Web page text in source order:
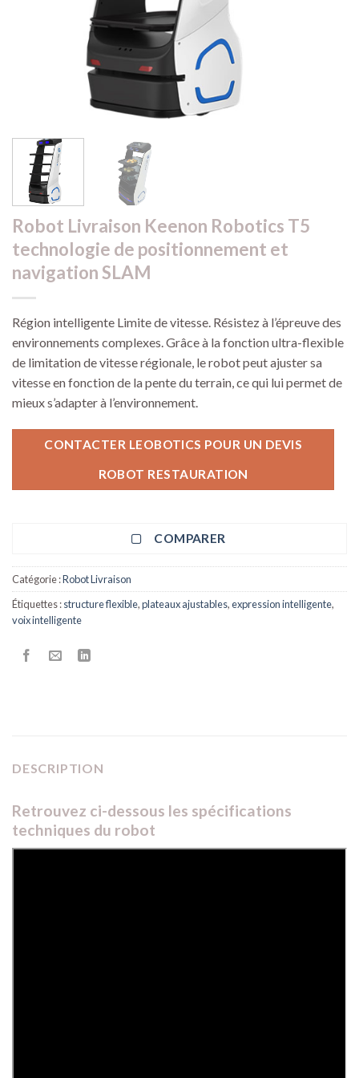
Robot Livraison Keenon Robotics T5
technologie de positionnement et
navigation SLAM
Région intelligente Limite de vitesse. Résistez à l’épreuve des
environnements complexes. Grâce à la fonction ultra-flexible
de limitation de vitesse régionale, le robot peut ajuster sa
vitesse en fonction de la pente du terrain, ce qui lui permet de
mieux s’adapter à l’environnement.
CONTACTER LEOBOTICS POUR UN DEVIS
ROBOT RESTAURATION
COMPARER
Catégorie :Robot Livraison
Étiquettes :structure flexible,plateaux ajustables,expression intelligente,
voix intelligente
DESCRIPTION
Retrouvez ci-dessous les spécifications
techniques du robot